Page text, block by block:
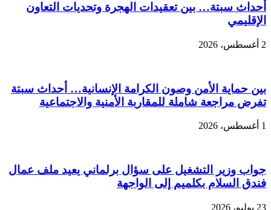
أحداث سبتة… بين تعقيدات الهجرة وتحديات التعاون
الإقليمي
2 أغسطس، 2026
بين حماية الأمن وصون الكرامة الإنسانية… أحداث سبتة
تفرض مراجعة شاملة للمقاربة الأمنية والاجتماعية
1 أغسطس، 2026
جواب وزير التشغيل على سؤال برلماني يعيد ملف عمال
فندق السلام بكلميم إلى الواجهة
23 يوليو، 2026